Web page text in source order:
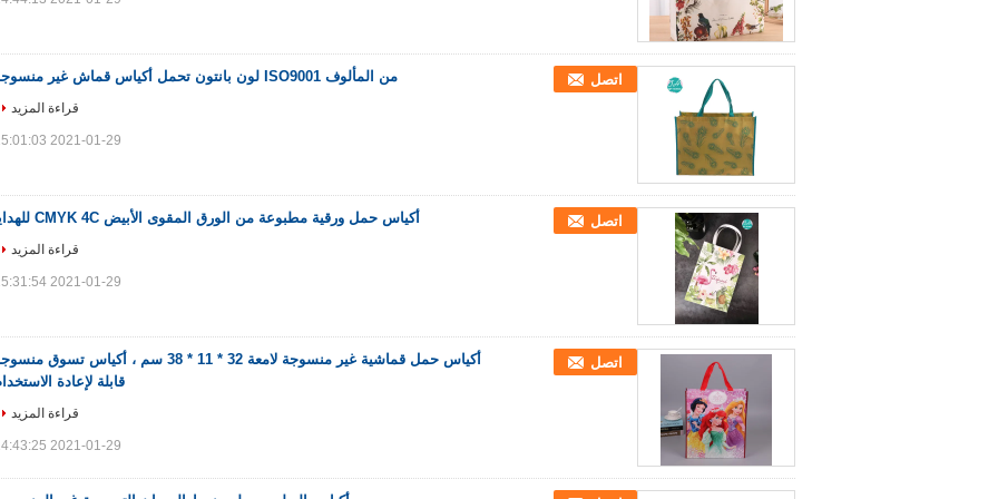
من المألوف ISO9001 لون بانتون تحمل أكياس قماش غير منسوجة اتصل
قراءة المزيد
2021-01-29 15:01:03
أكياس حمل ورقية مطبوعة من الورق المقوى الأبيض CMYK 4C للهدايا اتصل
قراءة المزيد
2021-01-29 15:31:54
أكياس حمل قماشية غير منسوجة لامعة 32 * 11 * 38 سم ، أكياس تسوق
قابلة لإعادة
اتصل
قراءة المزيد
2021-01-29 14:43:25